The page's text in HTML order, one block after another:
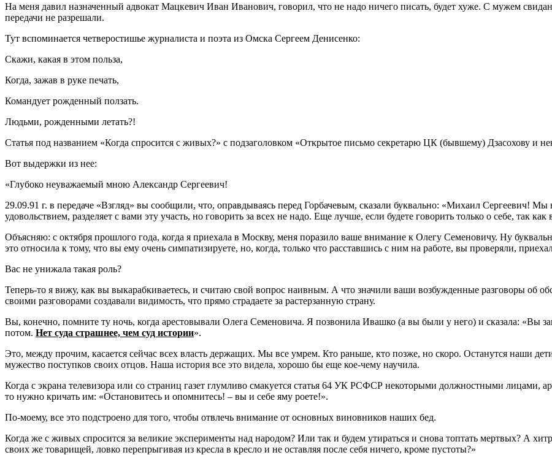
На меня давил назначенный адвокат Мацкевич Иван Иванович, говорил, что не надо ничего писать, будет хуже. С мужем
передачи не разрешали.
Тут вспоминается четверостишье журналиста и поэта из Омска Сергеем Денисенко:
Скажи, какая в этом польза,
Когда, зажав в руке печать,
Командует рожденный ползать.
Людьми, рожденными летать?!
Статья под названием «Когда спросится с живых?» с подзаголовком «Открытое письмо секретарю ЦК (бывшему) Дзасохову и
Вот выдержки из нее:
«Глубоко неуважаемый мною Александр Сергеевич!
29.09.91 г. в передаче «Взгляд» вы сообщили, что, оправдываясь перед Горбачевым, сказали буквально: «Михаил Сергеевич!
удовольствием, разделяет с вами эту участь, но говорить за всех не надо. Еще лучше, если будете говорить только о себе, так
Объясняю: с октября прошлого года, когда я приехала в Москву, меня поразило ваше внимание к Олегу Семеновичу. Ну
это относила к тому, что вы ему очень симпатизируете, но, когда, только что расставшись с ним на работе, вы проверяли,
Вас не унижала такая роль?
Теперь-то я вижу, как вы выкарабкиваетесь, и считаю свой вопрос наивным. А что значили ваши возбужденные разговоры об
своими разговорами создавали видимость, что прямо страдаете за растерзанную страну.
Вы, конечно, помните ту ночь, когда арестовывали Олега Семеновича. Я позвонила Ивашко (а вы были у него) и сказала: «Вы
потом. Нет суда страшнее, чем суд истории».
Это, между прочим, касается сейчас всех власть держащих. Мы все умрем. Кто раньше, кто позже, но скоро. Останутся наши
мужество поступков своих отцов. Наша история все это видела, хорошо бы еще кое-чему научила.
Когда с экрана телевизора или со страниц газет глумливо смакуется статья 64 УК РСФСР некоторыми должностными лицами,
то нужно кричать им: «Остановитесь и опомнитесь! – вы и себе яму роете!».
По-моему, все это подстроено для того, чтобы отвлечь внимание от основных виновников наших бед.
Когда же с живых спросится за великие эксперименты над народом? Или так и будем утираться и снова топтать мертвых? А
своих же товарищей, ловко перепрыгивая из кресла в кресло и не оставляя после себя ничего, кроме пустоты?»